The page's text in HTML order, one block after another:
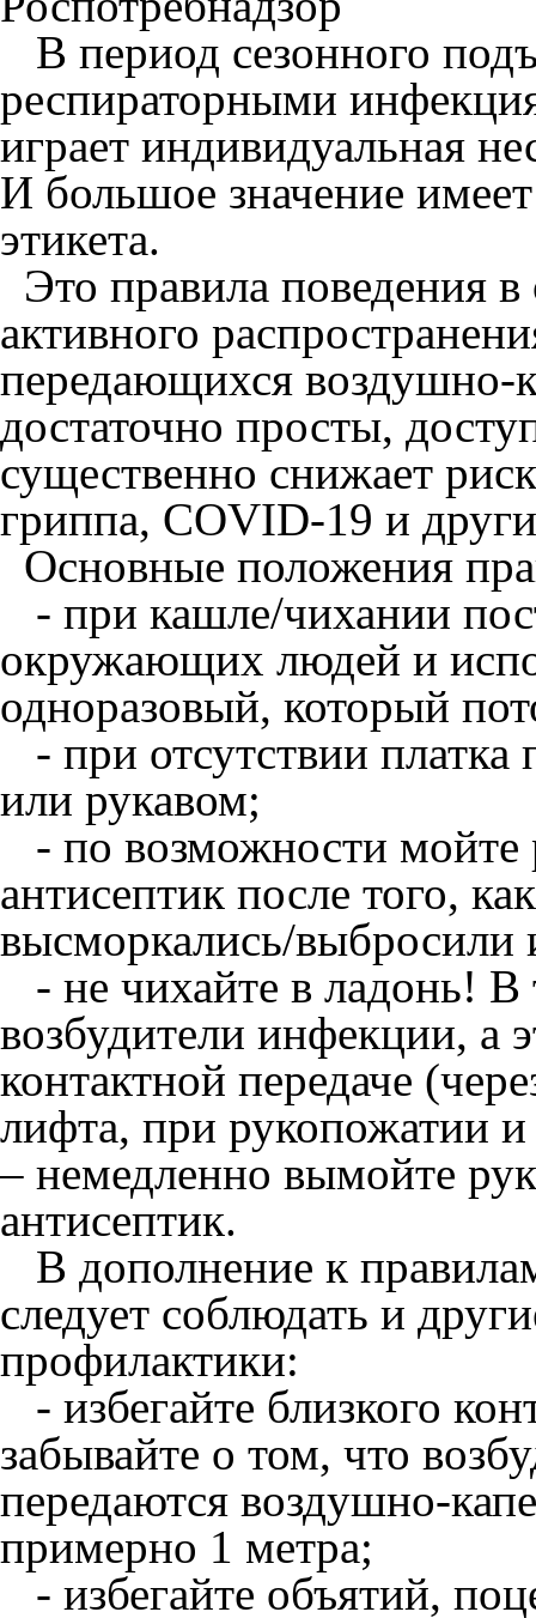
В период сезонного
респираторными
играет индивидуальная
И большое значение
этикета.
Это правила поведения
активного
передающихся воздушно-
достаточно просты,
существенно снижает
гриппа, COVID-19 и
Основные положения
- при кашле/чихании
окружающих людей и
одноразовый, который
- при отсутствии платка
или рукавом;
- по возможности мойте
антисептик после того,
высморкались/выбросили
- не чихайте в ладонь! В
возбудители инфекции, а
контактной передаче
лифта, при рукопожатии
– немедленно вымойте
антисептик.
В дополнение к
следует соблюдать и
профилактики:
- избегайте близкого
забывайте о том, что
передаются воздушно-
примерно 1 метра;
- избегайте объятий,